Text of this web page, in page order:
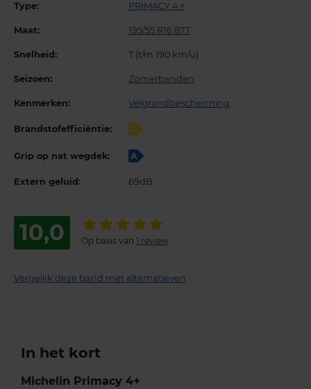
Type: PRIMACY 4 +
Maat: 195/55 R16 87T
Snelheid: T (t/m 190 km/u)
Seizoen: Zomerbanden
Kenmerken: Velgrandbescherming
Brandstofefficiëntie: C
Grip op nat wegdek: A
Extern geluid: 69dB
10,0 Op basis van 1 review
Vergelijk deze band met alternatieven
In het kort
Michelin Primacy 4+